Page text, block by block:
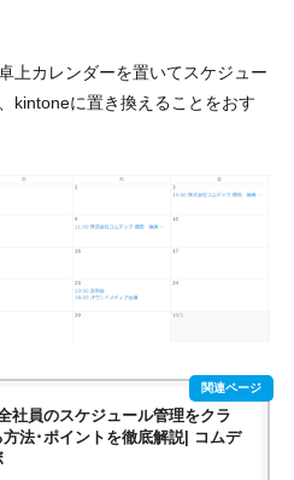
上カレンダーを置いてスケジュー
kintoneに置き換えることをおす
社員のスケジュール管理をクラ
方法･ポイントを徹底解説| コムデ